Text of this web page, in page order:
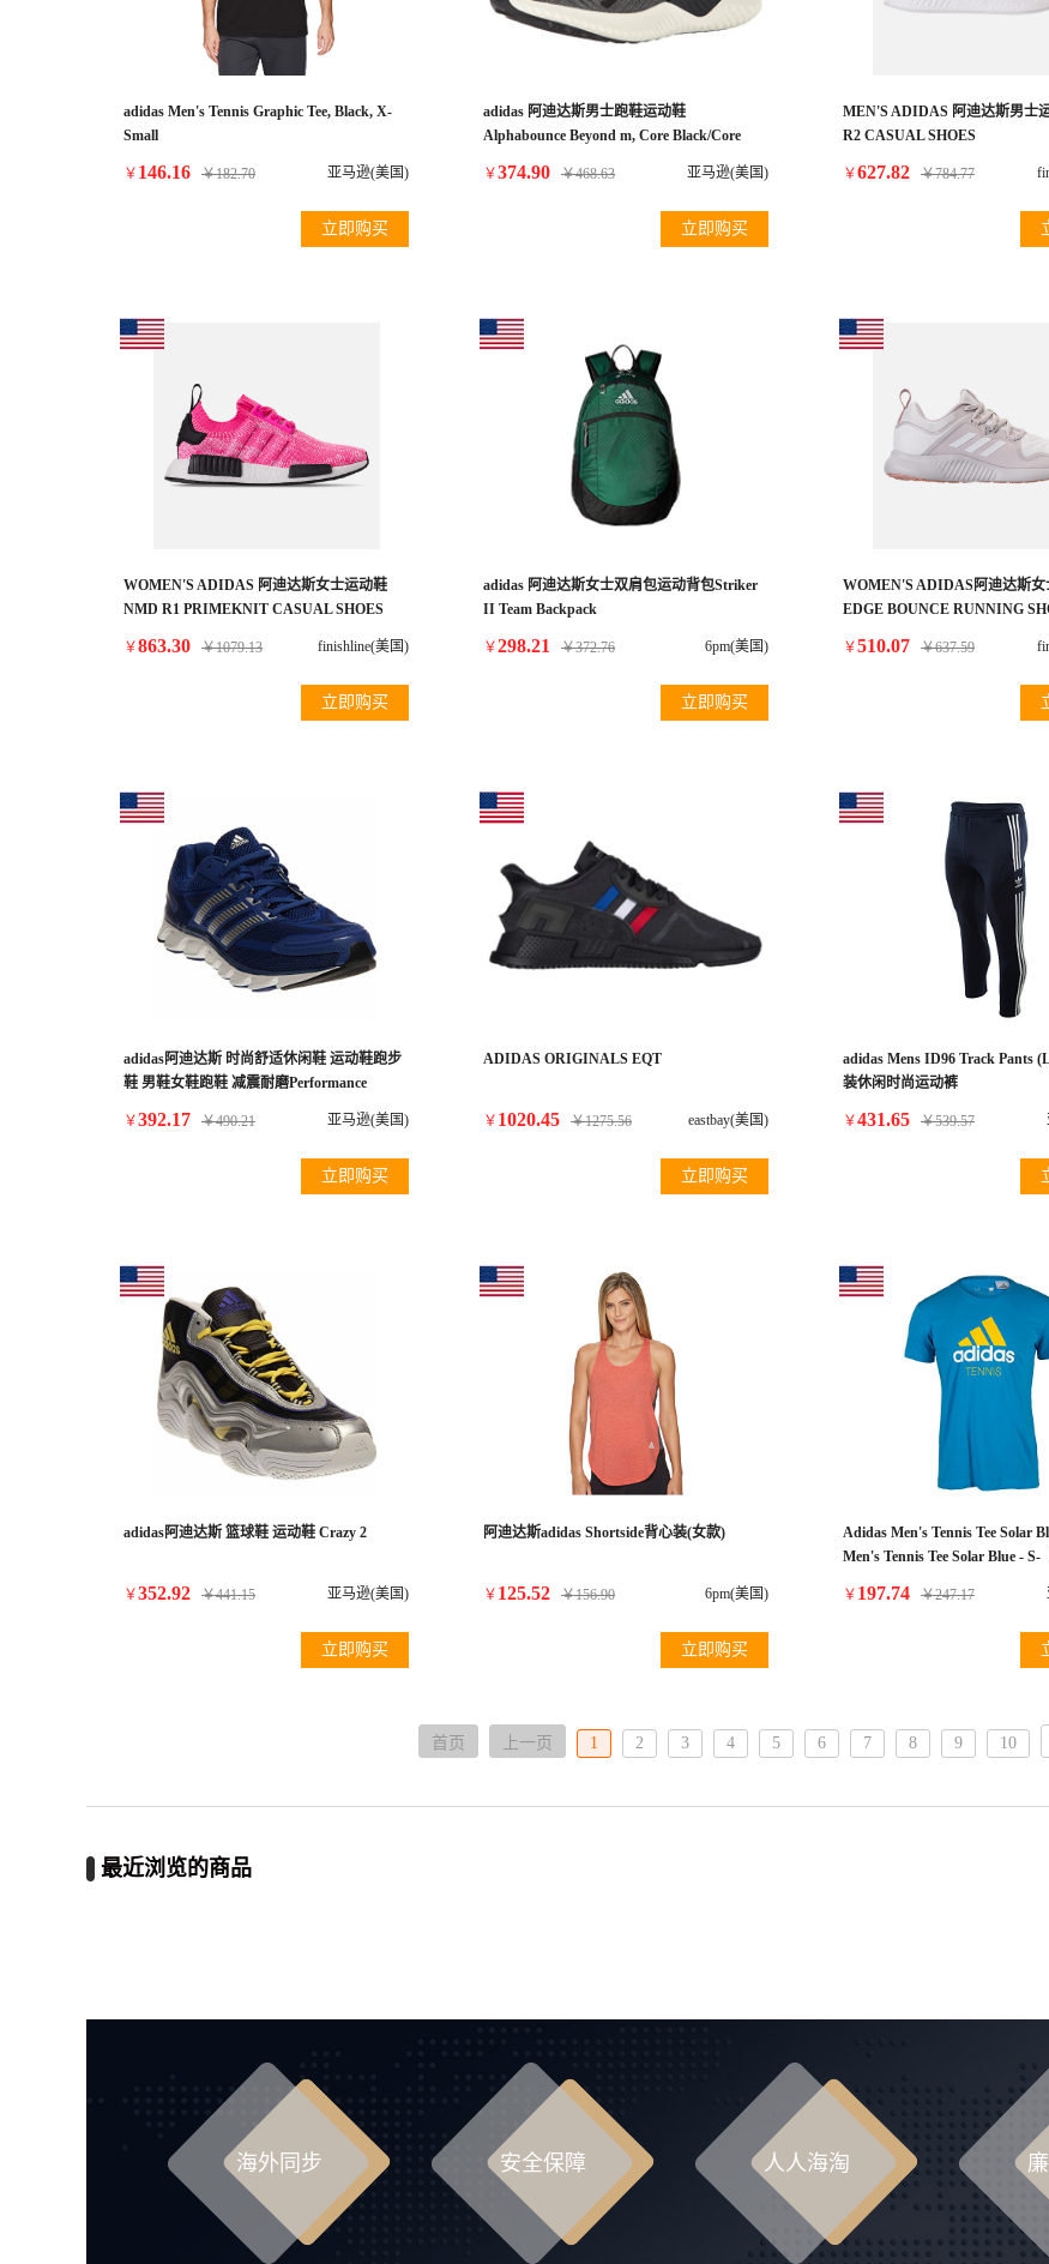
adidas Men's Tennis Graphic Tee, Black, X-
Small
￥ 146.16 ￥182.70 亚马逊(美国)
立即购买
adidas 阿迪达斯男士跑鞋运动鞋
Alphabounce Beyond m, Core Black/Core
￥374.90 ￥468.63 亚马逊(美国)
立即购买
MEN'S ADIDAS 阿迪达斯男士
R2 CASUAL SHOES
￥627.82 ￥784.77
WOMEN'S ADIDAS 阿迪达斯女士运动鞋
NMD R1 PRIMEKNIT CASUAL SHOES
￥863.30 ￥1079.13 finishline(美国)
立即购买
adidas 阿迪达斯女士双肩包运动背包Striker
II Team Backpack
￥298.21 ￥372.76 6pm(美国)
立即购买
WOMEN'S ADIDAS阿迪达斯女
EDGE BOUNCE RUNNING
￥510.07 ￥637.59
adidas阿迪达斯 时尚舒适休闲鞋 运动鞋跑步
鞋 男鞋女鞋跑鞋 减震耐磨Performance
￥392.17 ￥490.21 亚马逊(美国)
立即购买
ADIDAS ORIGINALS EQT
￥ 1020.45 ￥1275.56 eastbay(美国)
立即购买
adidas Mens ID96 Track Pants
装休闲时尚运动裤
￥431.65 ￥539.57
adidas阿迪达斯 篮球鞋 运动鞋 Crazy 2
￥352.92 ￥441.15 亚马逊(美国)
立即购买
阿迪达斯adidas Shortside背心装(女款)
￥ 125.52 ￥156.90 6pm(美国)
立即购买
Adidas Men's Tennis Tee Solar
Men's Tennis Tee Solar Blue - S-
￥ 197.74 ￥247.17
首页 上一页 1 2 3 4 5 6 7 8 9 10
最近浏览的商品
海外同步 安全保障 人人海淘